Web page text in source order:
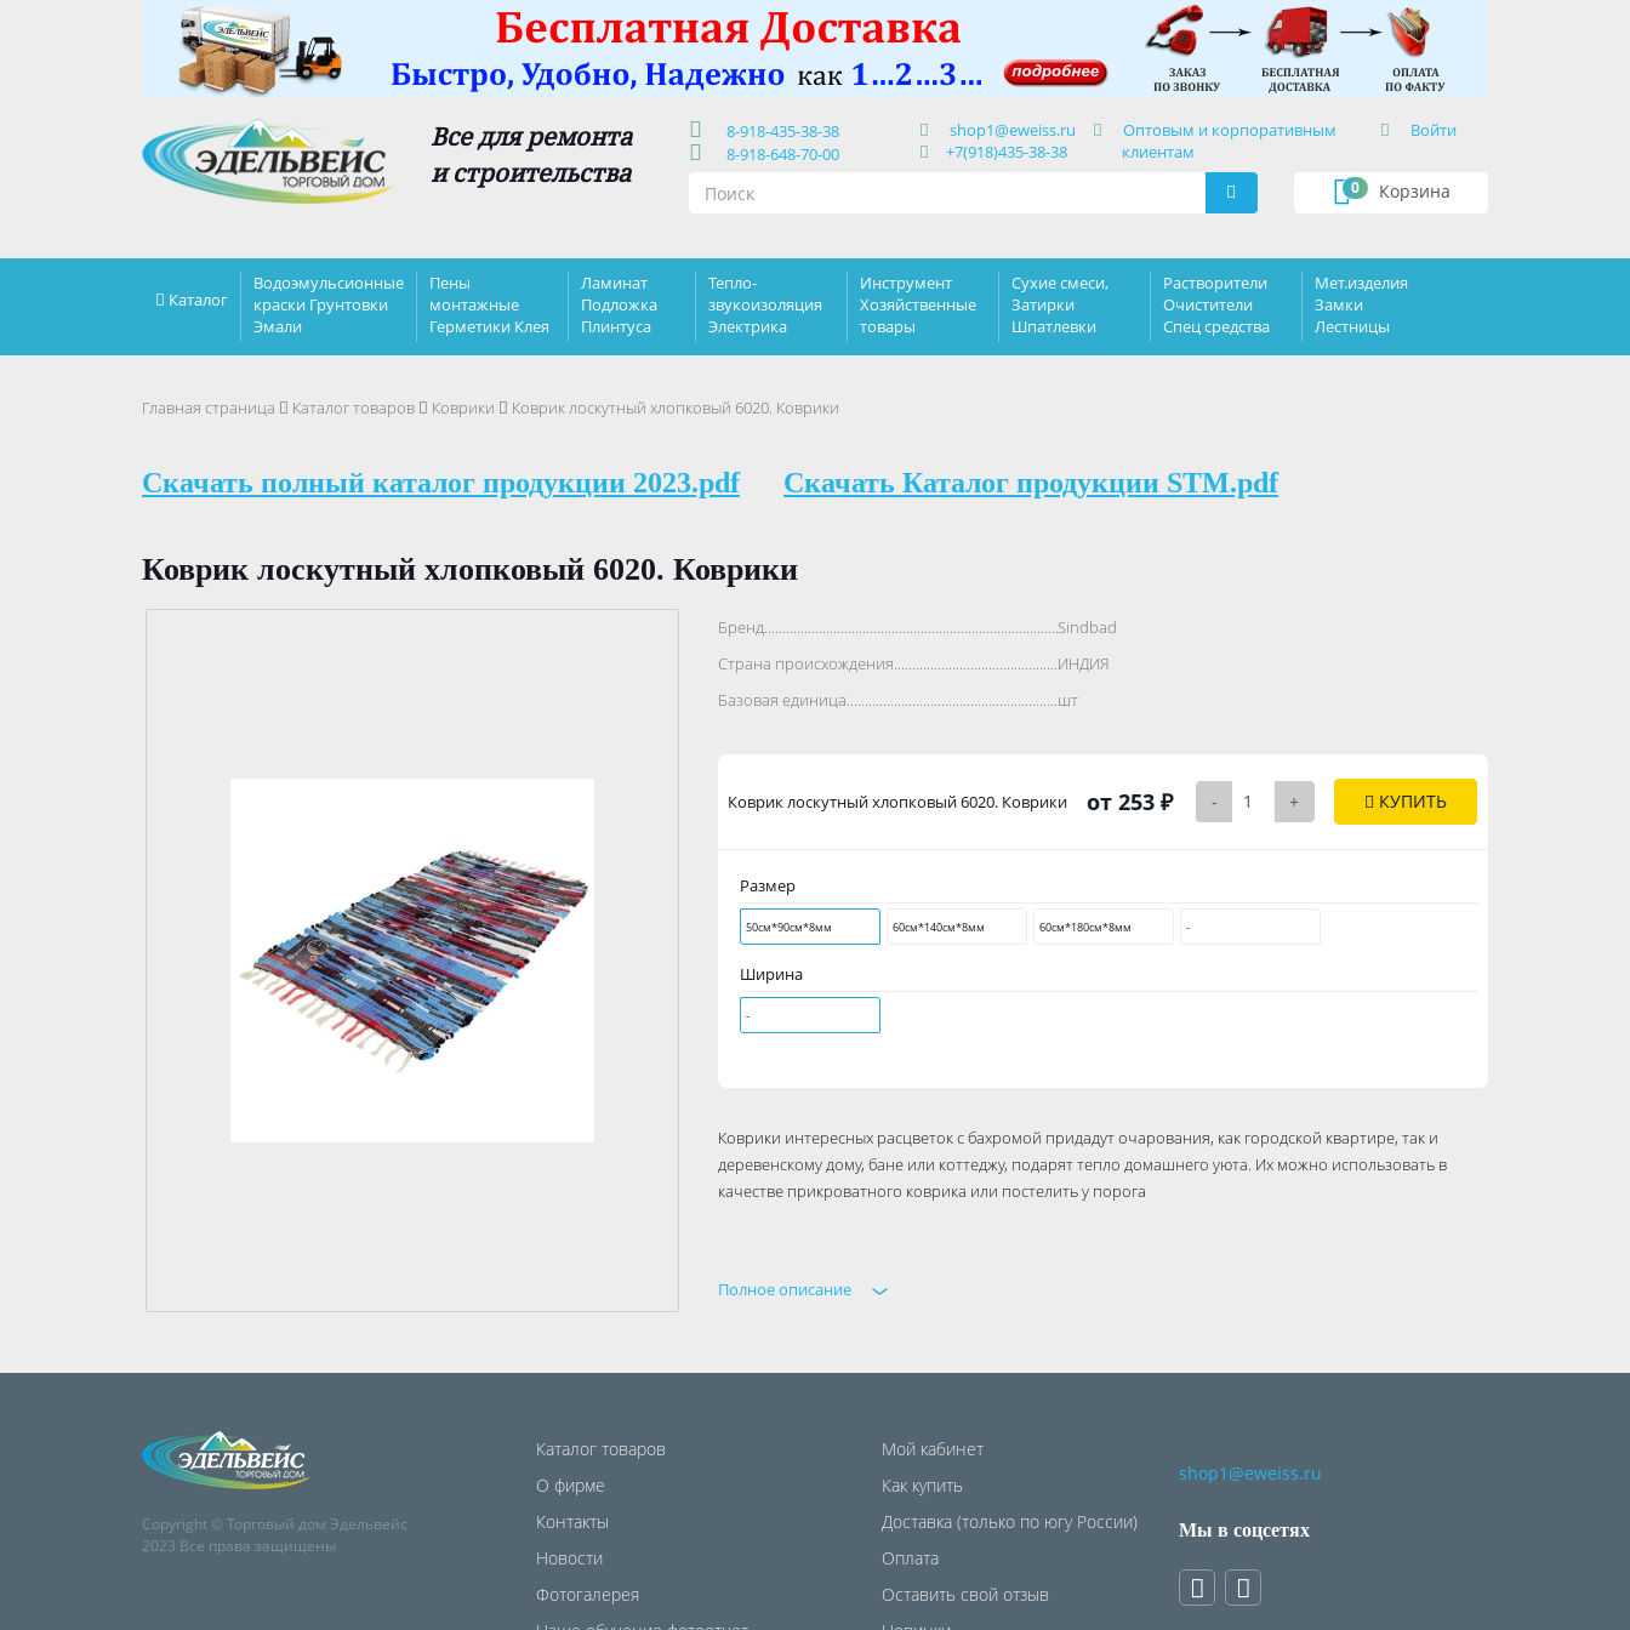
Все для ремонта
и строительства
8-918-435-38-38
8-918-648-70-00
shop1@eweiss.ru
+7(918)435-38-38
Оптовым и корпоративным
клиентам
Войти
Корзина
0
Каталог
Водоэмульсионные
краски Грунтовки
Эмали
Пены
монтажные
Герметики Клея
Ламинат
Подложка
Плинтуса
Тепло-
звукоизоляция
Электрика
Инструмент
Хозяйственные
товары
Сухие смеси,
Затирки
Шпатлевки
Растворители
Очистители
Спец средства
Мет.изделия
Замки
Лестницы
Главная страница Каталог товаров Коврики Коврик лоскутный хлопковый 6020. Коврики
Скачать полный каталог продукции 2023.pdf Скачать Каталог продукции STM.pdf
Коврик лоскутный хлопковый 6020. Коврики
Бренд..................................................................................Sindbad
Страна происхождения..................................................................................
ИНДИЯ
Базовая единица..................................................................................
шт
Коврик лоскутный хлопковый 6020. Коврики от 253 ₽ - + КУПИТЬ
Размер
50см*90см*8мм 60см*140см*8мм 60см*180см*8мм -
Ширина
-
Коврики интересных расцветок с бахромой придадут очарования, как городской квартире, так и
деревенскому дому, бане или коттеджу, подарят тепло домашнего уюта. Их можно использовать в
качестве прикроватного коврика или постелить у порога
Полное описание
Copyright © Торговый дом Эдельвейс
2023 Все права защищены
Каталог товаров
О фирме
Контакты
Новости
Фотогалерея
Мой кабинет
Как купить
Доставка (только по югу России)
Оплата
Оставить свой отзыв
shop1@eweiss.ru
Мы в соцсетях